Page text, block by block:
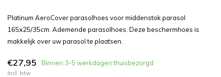
Platinum AeroCover parasolhoes voor middenstok parasol
165x25/35cm. Ademende parasolhoes. Deze beschermhoes is
makkelijk over uw parasol te plaatsen.
€27,95 Binnen 3-5 werkdagen thuisbezorgd
Incl. btw